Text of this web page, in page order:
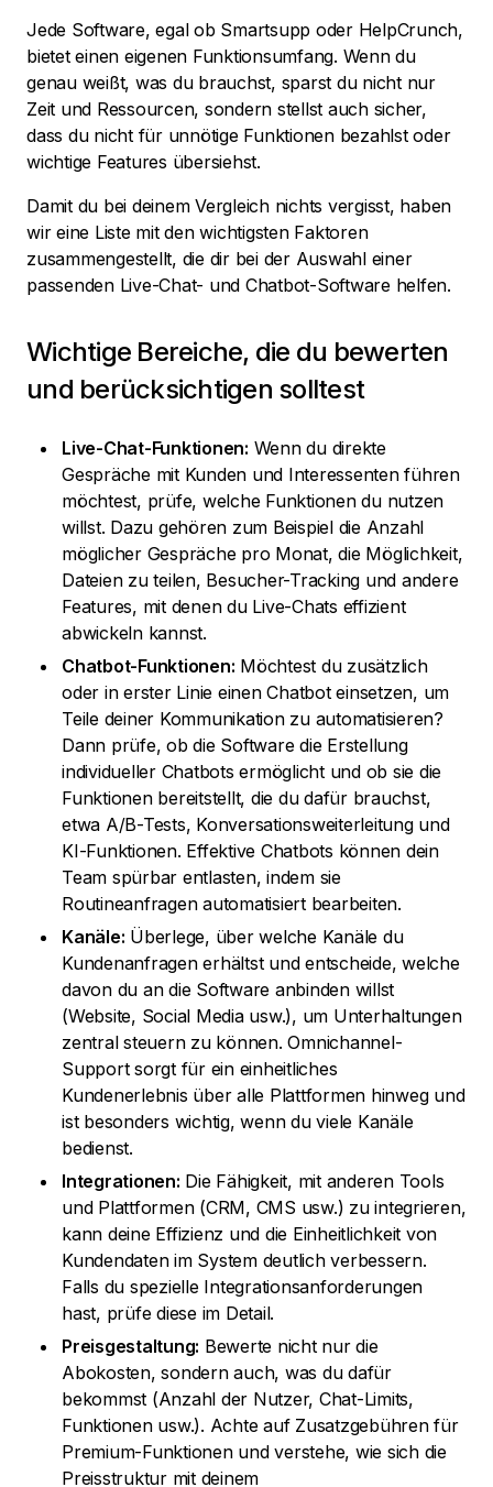
Jede Software, egal ob Smartsupp oder HelpCrunch,
bietet einen eigenen Funktionsumfang. Wenn du
genau weißt, was du brauchst, sparst du nicht nur
Zeit und Ressourcen, sondern stellst auch sicher,
dass du nicht für unnötige Funktionen bezahlst oder
wichtige Features übersiehst.
Damit du bei deinem Vergleich nichts vergisst, haben
wir eine Liste mit den wichtigsten Faktoren
zusammengestellt, die dir bei der Auswahl einer
passenden Live-Chat- und Chatbot-Software helfen.
Wichtige Bereiche, die du bewerten
und berücksichtigen solltest
Live-Chat-Funktionen: Wenn du direkte
Gespräche mit Kunden und Interessenten führen
möchtest, prüfe, welche Funktionen du nutzen
willst. Dazu gehören zum Beispiel die Anzahl
möglicher Gespräche pro Monat, die Möglichkeit,
Dateien zu teilen, Besucher-Tracking und andere
Features, mit denen du Live-Chats effizient
abwickeln kannst.
Chatbot-Funktionen: Möchtest du zusätzlich
oder in erster Linie einen Chatbot einsetzen, um
Teile deiner Kommunikation zu automatisieren?
Dann prüfe, ob die Software die Erstellung
individueller Chatbots ermöglicht und ob sie die
Funktionen bereitstellt, die du dafür brauchst,
etwa A/B-Tests, Konversationsweiterleitung und
KI-Funktionen. Effektive Chatbots können dein
Team spürbar entlasten, indem sie
Routineanfragen automatisiert bearbeiten.
Kanäle: Überlege, über welche Kanäle du
Kundenanfragen erhältst und entscheide, welche
davon du an die Software anbinden willst
(Website, Social Media usw.), um Unterhaltungen
zentral steuern zu können. Omnichannel-
Support sorgt für ein einheitliches
Kundenerlebnis über alle Plattformen hinweg und
ist besonders wichtig, wenn du viele Kanäle
bedienst.
Integrationen: Die Fähigkeit, mit anderen Tools
und Plattformen (CRM, CMS usw.) zu integrieren,
kann deine Effizienz und die Einheitlichkeit von
Kundendaten im System deutlich verbessern.
Falls du spezielle Integrationsanforderungen
hast, prüfe diese im Detail.
Preisgestaltung: Bewerte nicht nur die
Abokosten, sondern auch, was du dafür
bekommst (Anzahl der Nutzer, Chat-Limits,
Funktionen usw.). Achte auf Zusatzgebühren für
Premium-Funktionen und verstehe, wie sich die
Preisstruktur mit deinem